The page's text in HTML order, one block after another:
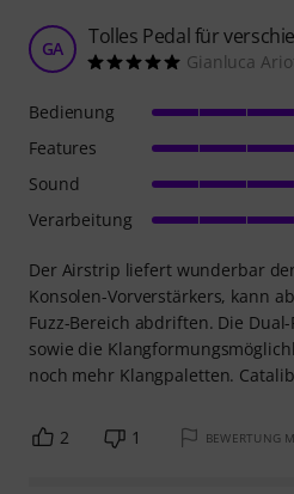
GA Tolles Pedal für
Gianluca
Der Airstrip liefert wunderbar
Konsolen-Vorverstärkers, kann
Fuzz-Bereich abdriften. Die
sowie die
noch mehr Klangpaletten.
Bedienung
Features
Sound
Verarbeitung
2 1 BEWERTUNG